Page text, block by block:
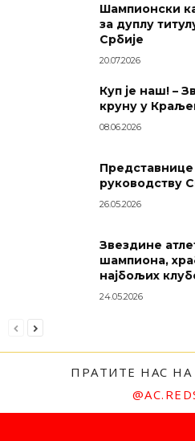
Шампионски
за дуплу
Србије
20.07.2026
Куп је наш! –
круну у
08.06.2026
руководству
26.05.2026
Звездине
шампиона,
најбољих
24.05.2026
ПРАТИТЕ НАС